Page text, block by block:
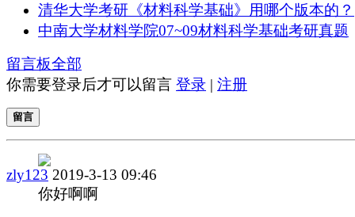
清华大学考研《材料科学基础》用哪个版本的？
中南大学材料学院07~09材料科学基础考研真题
留言板全部
你需要登录后才可以留言 登录 | 注册
留言
zly123 2019-3-13 09:46
你好啊啊